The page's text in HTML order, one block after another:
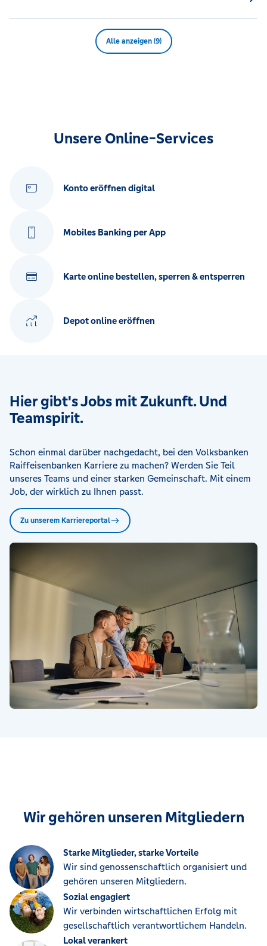
Alle anzeigen (9)
Unsere Online-Services
Konto eröffnen digital
Mobiles Banking per App
Karte online bestellen, sperren & entsperren
Depot online eröffnen
Hier gibt's Jobs mit Zukunft. Und
Teamspirit.
Schon einmal darüber nachgedacht, bei den Volksbanken
Raiffeisenbanken Karriere zu machen? Werden Sie Teil
unseres Teams und einer starken Gemeinschaft. Mit einem
Job, der wirklich zu Ihnen passt.
Zu unserem Karriereportal
Wir gehören unseren Mitgliedern
Starke Mitglieder, starke Vorteile
Wir sind genossenschaftlich organisiert und
gehören unseren Mitgliedern.
Sozial engagiert
Wir verbinden wirtschaftlichen Erfolg mit
gesellschaftlich verantwortlichem Handeln.
Lokal verankert